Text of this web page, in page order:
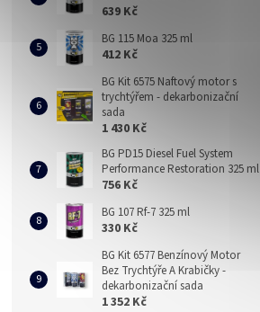
639 Kč
BG 115 Moa 325 ml
412 Kč
BG Kit 6575 Naftový motor s
trychtýřem - dekarbonizační
sada
1 430 Kč
BG PD15 Diesel Fuel System
Performance Restoration 325 ml
756 Kč
BG 107 Rf-7 325 ml
330 Kč
BG Kit 6577 Benzínový Motor
Bez Trychtýře A Krabičky -
dekarbonizační sada
1 352 Kč